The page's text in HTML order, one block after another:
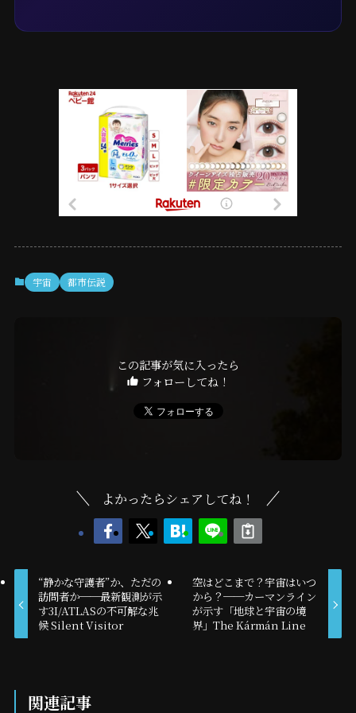
宇宙 都市伝説
この記事が気に入ったら
フォローしてね！
よかったらシェアしてね！
“静かな守護者”か、ただの
訪問者か──最新観測が示
す3I/ATLASの不可解な兆
候 Silent Visitor
空はどこまで？宇宙はいつ
から？──カーマンライン
が示す「地球と宇宙の境
界」The Kármán Line
関連記事